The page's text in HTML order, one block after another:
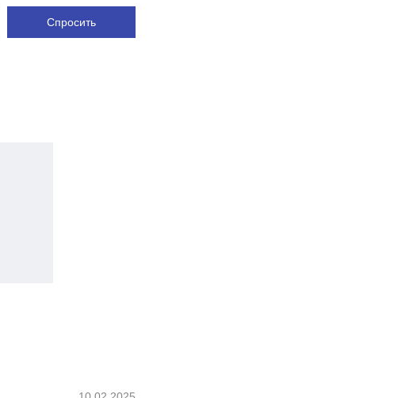
Спросить